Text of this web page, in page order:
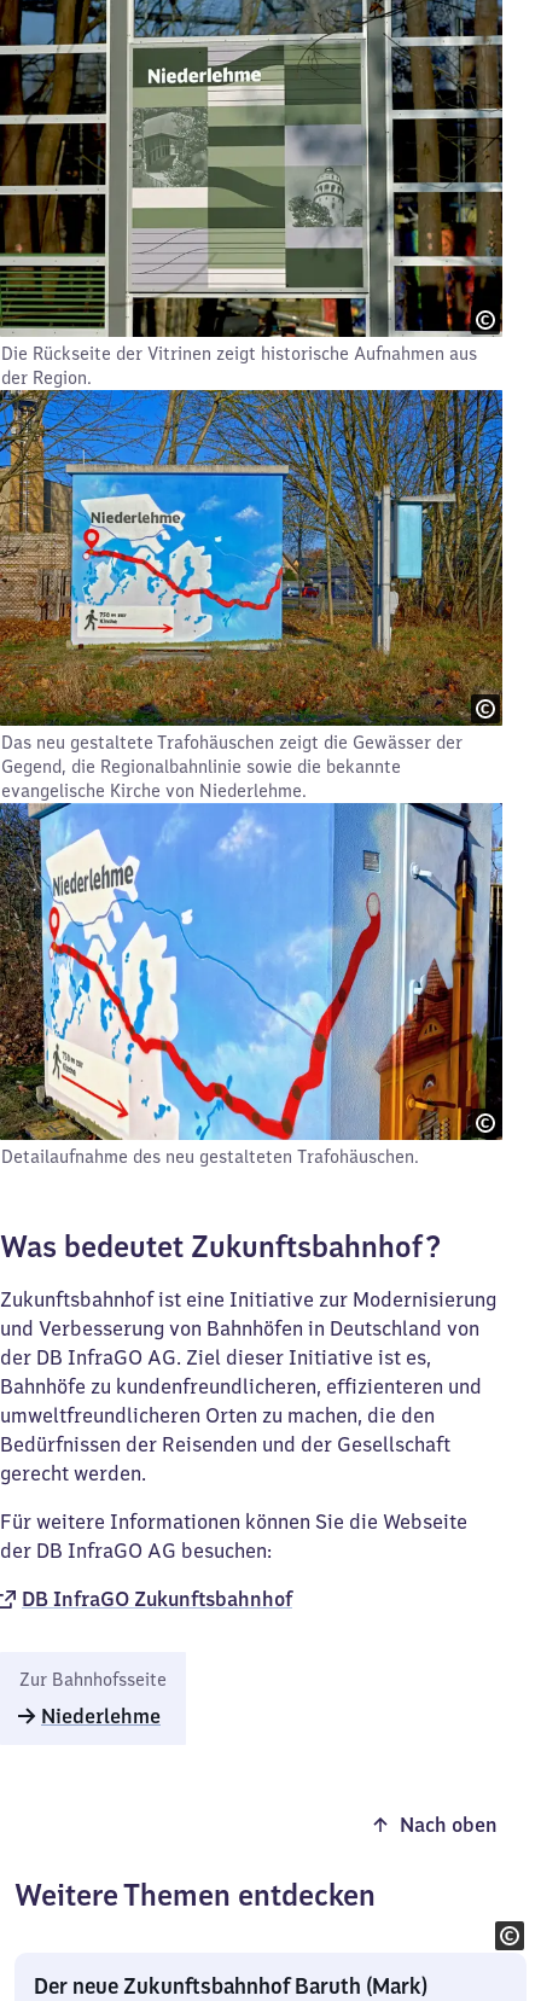
Die Rückseite der Vitrinen zeigt historische Aufnahmen aus
der Region.
Das neu gestaltete Trafohäuschen zeigt die Gewässer der
Gegend, die Regionalbahnlinie sowie die bekannte
evangelische Kirche von Niederlehme.
Detailaufnahme des neu gestalteten Trafohäuschen.
Was bedeutet Zukunftsbahnhof?
Zukunftsbahnhof ist eine Initiative zur Modernisierung
und Verbesserung von Bahnhöfen in Deutschland von
der DB InfraGO AG. Ziel dieser Initiative ist es,
Bahnhöfe zu kundenfreundlicheren, effizienteren und
umweltfreundlicheren Orten zu machen, die den
Bedürfnissen der Reisenden und der Gesellschaft
gerecht werden.
Für weitere Informationen können Sie die Webseite
der DB InfraGO AG besuchen:
DB InfraGO Zukunftsbahnhof​
Zur Bahnhofsseite
Niederlehme
Nach oben
Weitere Themen entdecken
Der neue Zukunftsbahnhof Baruth (Mark)